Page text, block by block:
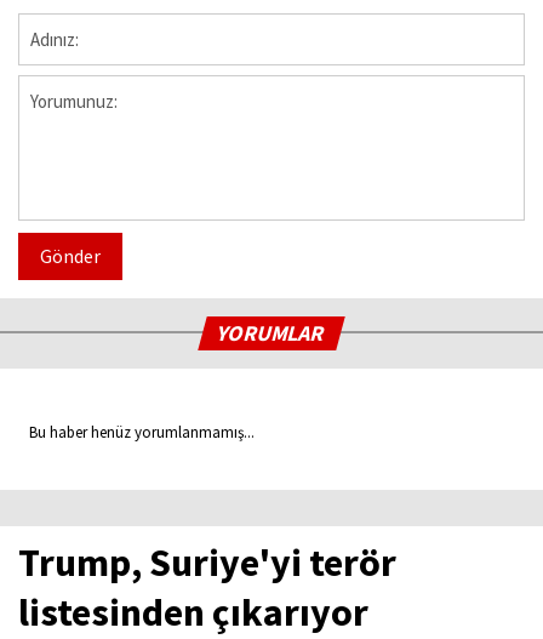
Gönder
YORUMLAR
Bu haber henüz yorumlanmamış...
Trump, Suriye'yi terör
listesinden çıkarıyor